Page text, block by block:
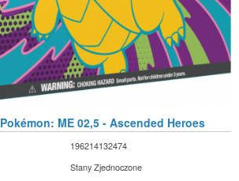
Pokémon: ME 02,5 - Ascended Heroes
196214132474
Stany Zjednoczone